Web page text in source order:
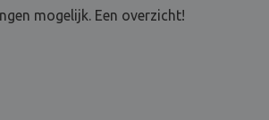
mogelijk. Een overzicht!